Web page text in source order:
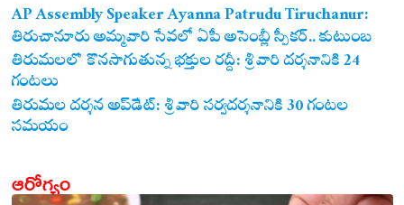
AP Assembly Speaker Ayanna Patrudu Tiruchanur:
తిరుచానూరు అమ్మవారి సేవలో ఏపీ అసెంబ్లీ స్పీకర్.. కుటుంబ
సమేతంగా దర్శించుకున్న అయ్యన్నపాత్రుడు!
తిరుమలలో కొనసాగుతున్న భక్తుల రద్దీ: శ్రీవారి దర్శనానికి 24
గంటలు
తిరుమల దర్శన అప్‌డేట్: శ్రీవారి సర్వదర్శనానికి 30 గంటల
సమయం
ఆరోగ్యం